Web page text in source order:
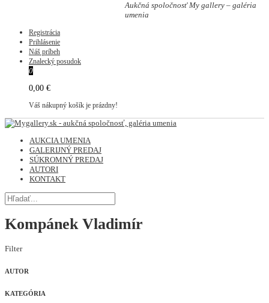
Aukčná spoločnosť My gallery – galéria
umenia
Registrácia
Prihlásenie
Náš príbeh
Znalecký posudok
0
0,00 €
Váš nákupný košík je prázdny!
AUKCIA UMENIA
GALERIJNÝ PREDAJ
SÚKROMNÝ PREDAJ
AUTORI
KONTAKT
Kompánek Vladimír
Filter
AUTOR
KATEGÓRIA